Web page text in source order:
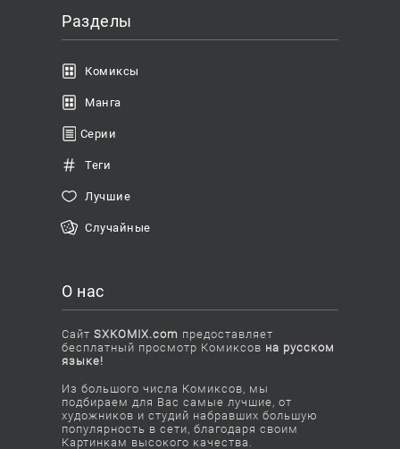
Разделы
Комиксы
Манга
Серии
Теги
Лучшие
Случайные
О нас
Сайт SXKOMIX.com предоставляет
бесплатный просмотр Комиксов на русском
языке!
Из большого числа Комиксов, мы
подбираем для Вас самые лучшие, от
художников и студий набравших большую
популярность в сети, благодаря своим
Картинкам высокого качества.